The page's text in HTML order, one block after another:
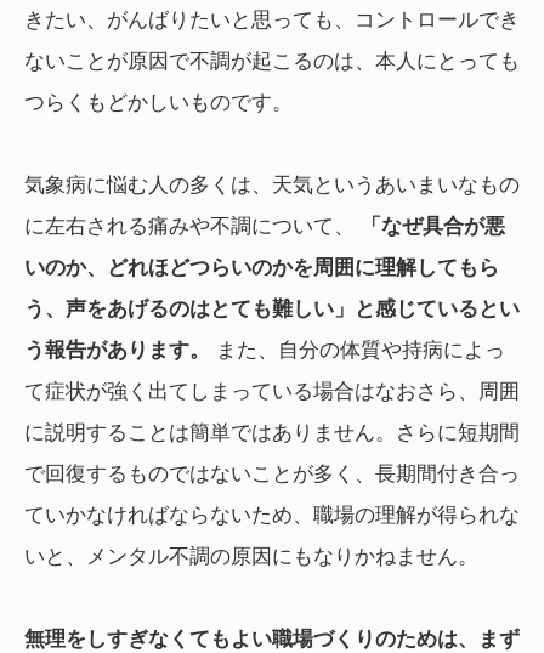
きたい、がんばりたいと思っても、コントロールでき
ないことが原因で不調が起こるのは、本人にとっても
つらくもどかしいものです。
気象病に悩む人の多くは、天気というあいまいなもの
に左右される痛みや不調について、
「なぜ具合が悪
いのか、どれほどつらいのかを周囲に理解してもら
う、声をあげるのはとても難しい」と感じているとい
う報告があります。
また、自分の体質や持病によっ
て症状が強く出てしまっている場合はなおさら、周囲
に説明することは簡単ではありません。さらに短期間
で回復するものではないことが多く、長期間付き合っ
ていかなければならないため、職場の理解が得られな
いと、メンタル不調の原因にもなりかねません。
無理をしすぎなくてもよい職場づくりのためは、まず